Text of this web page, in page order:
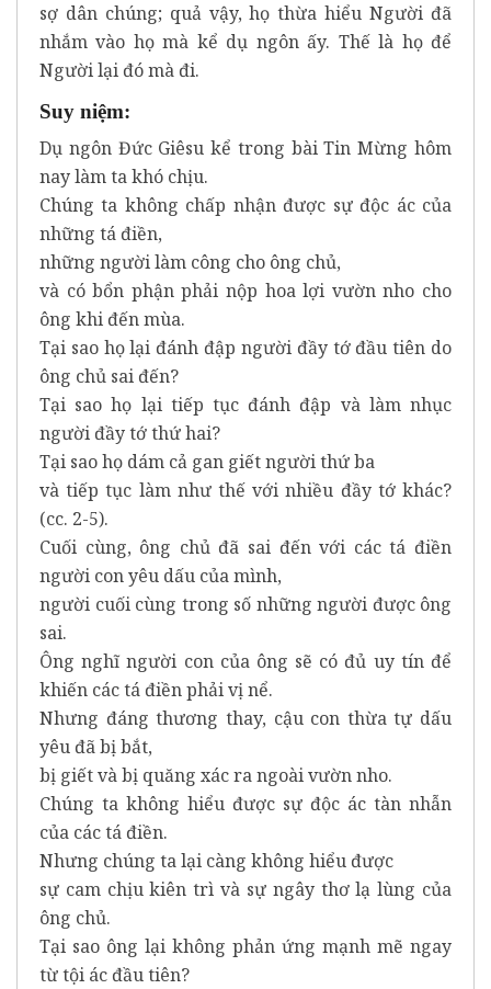
sợ dân chúng; quả vậy, họ thừa hiểu Người đã
nhắm vào họ mà kể dụ ngôn ấy. Thế là họ để
Người lại đó mà đi.
Suy niệm:
Dụ ngôn Đức Giêsu kể trong bài Tin Mừng hôm
nay làm ta khó chịu.
Chúng ta không chấp nhận được sự độc ác của
những tá điền,
những người làm công cho ông chủ,
và có bổn phận phải nộp hoa lợi vườn nho cho
ông khi đến mùa.
Tại sao họ lại đánh đập người đầy tớ đầu tiên do
ông chủ sai đến?
Tại sao họ lại tiếp tục đánh đập và làm nhục
người đầy tớ thứ hai?
Tại sao họ dám cả gan giết người thứ ba
và tiếp tục làm như thế với nhiều đầy tớ khác?
(cc. 2-5).
Cuối cùng, ông chủ đã sai đến với các tá điền
người con yêu dấu của mình,
người cuối cùng trong số những người được ông
sai.
Ông nghĩ người con của ông sẽ có đủ uy tín để
khiến các tá điền phải vị nể.
Nhưng đáng thương thay, cậu con thừa tự dấu
yêu đã bị bắt,
bị giết và bị quăng xác ra ngoài vườn nho.
Chúng ta không hiểu được sự độc ác tàn nhẫn
của các tá điền.
Nhưng chúng ta lại càng không hiểu được
sự cam chịu kiên trì và sự ngây thơ lạ lùng của
ông chủ.
Tại sao ông lại không phản ứng mạnh mẽ ngay
từ tội ác đầu tiên?